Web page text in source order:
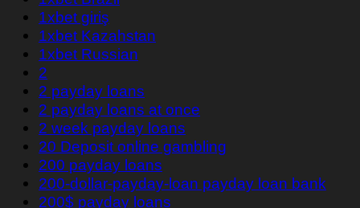
1xbet giriş
1xbet Kazahstan
1xbet Russian
2
2 payday loans
2 payday loans at once
2 week payday loans
20 Deposit online gambling
200 payday loans
200-dollar-payday-loan payday loan bank
200$ payday loans